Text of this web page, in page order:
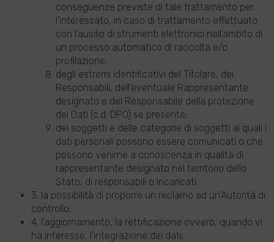
conseguenze previste di tale trattamento per
l'interessato, in caso di trattamento effettuato
con l’ausilio di strumenti elettronici nell’ambito di
un processo automatico di raccolta e/o
profilazione;
degli estremi identificativi del Titolare, dei
Responsabili, dell’eventuale Rappresentante
designato e del Responsabile della protezione
dei Dati (c.d. DPO) se presente;
dei soggetti e delle categorie di soggetti ai quali i
dati personali possono essere comunicati o che
possono venirne a conoscenza in qualità di
rappresentante designato nel territorio dello
Stato, di responsabili o incaricati;
3. la possibilità di proporre un reclamo ad un’Autorità di
controllo;
4. l’aggiornamento, la rettificazione ovvero, quando vi
ha interesse, l’integrazione dei dati;